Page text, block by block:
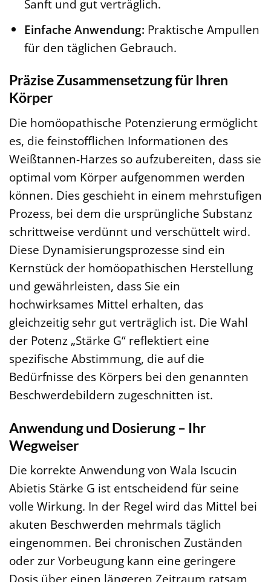
Sanft und gut verträglich.
Einfache Anwendung: Praktische Ampullen
für den täglichen Gebrauch.
Präzise Zusammensetzung für Ihren
Körper
Die homöopathische Potenzierung ermöglicht
es, die feinstofflichen Informationen des
Weißtannen-Harzes so aufzubereiten, dass sie
optimal vom Körper aufgenommen werden
können. Dies geschieht in einem mehrstufigen
Prozess, bei dem die ursprüngliche Substanz
schrittweise verdünnt und verschüttelt wird.
Diese Dynamisierungsprozesse sind ein
Kernstück der homöopathischen Herstellung
und gewährleisten, dass Sie ein
hochwirksames Mittel erhalten, das
gleichzeitig sehr gut verträglich ist. Die Wahl
der Potenz „Stärke G“ reflektiert eine
spezifische Abstimmung, die auf die
Bedürfnisse des Körpers bei den genannten
Beschwerdebildern zugeschnitten ist.
Anwendung und Dosierung – Ihr
Wegweiser
Die korrekte Anwendung von Wala Iscucin
Abietis Stärke G ist entscheidend für seine
volle Wirkung. In der Regel wird das Mittel bei
akuten Beschwerden mehrmals täglich
eingenommen. Bei chronischen Zuständen
oder zur Vorbeugung kann eine geringere